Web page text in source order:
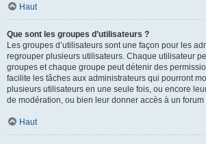
Haut
Que sont les groupes d’utilisateurs ?
Les groupes d’utilisateurs sont une façon pour les
regrouper plusieurs utilisateurs. Chaque utilisateur
groupes et chaque groupe peut détenir des
facilite les tâches aux administrateurs qui pourront
plusieurs utilisateurs en une seule fois, ou encore
de modération, ou bien leur donner accès à un forum
Haut